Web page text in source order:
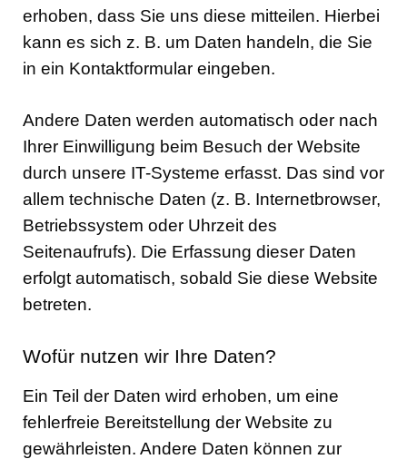
erhoben, dass Sie uns diese mitteilen. Hierbei
kann es sich z. B. um Daten handeln, die Sie
in ein Kontaktformular eingeben.
Andere Daten werden automatisch oder nach
Ihrer Einwilligung beim Besuch der Website
durch unsere IT-Systeme erfasst. Das sind vor
allem technische Daten (z. B. Internetbrowser,
Betriebssystem oder Uhrzeit des
Seitenaufrufs). Die Erfassung dieser Daten
erfolgt automatisch, sobald Sie diese Website
betreten.
Wofür nutzen wir Ihre Daten?
Ein Teil der Daten wird erhoben, um eine
fehlerfreie Bereitstellung der Website zu
gewährleisten. Andere Daten können zur